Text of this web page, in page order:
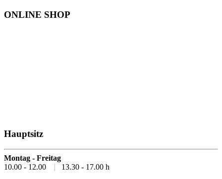
ONLINE SHOP
Hauptsitz
Montag - Freitag
10.00 - 12.00
| 13.30 - 17.00 h